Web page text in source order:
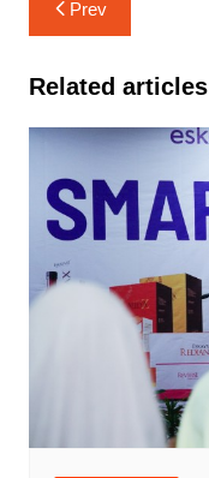
pos
Prev
Related articles